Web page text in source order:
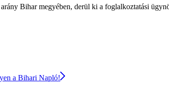
Bihar megyében, derül ki a foglalkoztatási
a Bihari Napló!